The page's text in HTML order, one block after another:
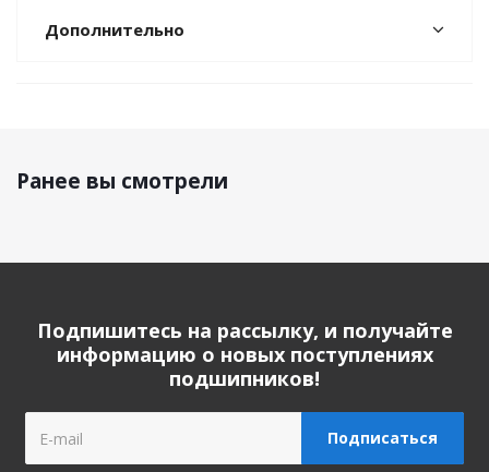
Дополнительно
Ранее вы смотрели
Подпишитесь на рассылку, и получайте
информацию о новых поступлениях
подшипников!